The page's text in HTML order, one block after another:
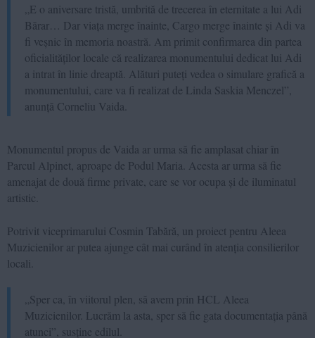
„E o aniversare tristă, umbrită de trecerea în eternitate a lui Adi
Bărar… Dar viața merge înainte, Cargo merge înainte și Adi va
fi veșnic în memoria noastră. Am primit confirmarea din partea
oficialităților locale că realizarea monumentului dedicat lui Adi
a intrat în linie dreaptă. Alături puteți vedea o simulare grafică a
monumentului, care va fi realizat de Linda Saskia Menczel”,
anunță Corneliu Vaida.
Monumentul propus de Vaida ar urma să fie amplasat chiar în
Parcul Alpinet, aproape de Podul Maria. Acesta ar urma să fie
amenajat de două firme private, care se vor ocupa și de iluminatul
artistic.
Potrivit viceprimarului Cosmin Tabără, un proiect pentru Aleea
Muzicienilor ar putea ajunge cât mai curând în atenția consilierilor
locali.
„Sper ca, în viitorul plen, să avem prin HCL Aleea
Muzicienilor. Lucrăm la asta, sper să fie gata documentația până
atunci”, susține edilul.